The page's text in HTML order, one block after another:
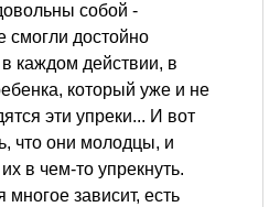
собой -
смогли достойно
каждом действии, в
который уже и не
эти упреки... И вот
что они молодцы, и
в чем-то упрекнуть.
многое зависит, есть